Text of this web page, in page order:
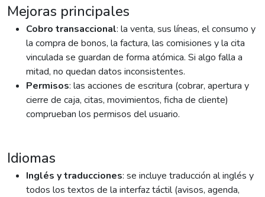
Mejoras principales
Cobro transaccional: la venta, sus líneas, el consumo y
la compra de bonos, la factura, las comisiones y la cita
vinculada se guardan de forma atómica. Si algo falla a
mitad, no quedan datos inconsistentes.
Permisos: las acciones de escritura (cobrar, apertura y
cierre de caja, citas, movimientos, ficha de cliente)
comprueban los permisos del usuario.
Idiomas
Inglés y traducciones: se incluye traducción al inglés y
todos los textos de la interfaz táctil (avisos, agenda,